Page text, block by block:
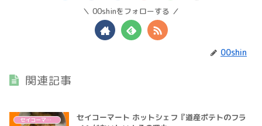
00shinをフォローする
00shin
関連記事
セイコーマート
セイコーマート ホットシェフ『道産ポテトのフラ